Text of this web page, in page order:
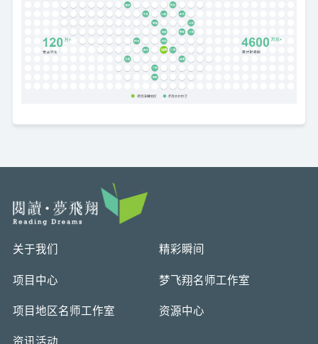
关于我们 精彩瞬间
项目中心 梦飞翔名师工作室
项目地区名师工作室 资源中心